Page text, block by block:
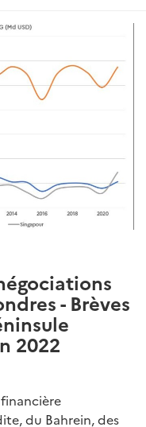
- Brèves
2022
du Bahrein, des